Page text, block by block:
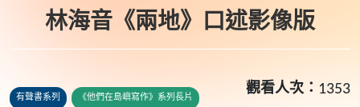
林海音《兩地》口述影像版
有聲書系列 《他們在島嶼寫作》系列長片
觀看人次： 1353